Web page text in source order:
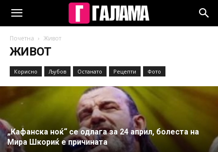
Почетна Живот
ЖИВОТ
Корисно Љубов Останато Рецепти Фото
„Кафанска ноќ“ се одлага за 24 април, болеста на
Мира Шкориќ е причината